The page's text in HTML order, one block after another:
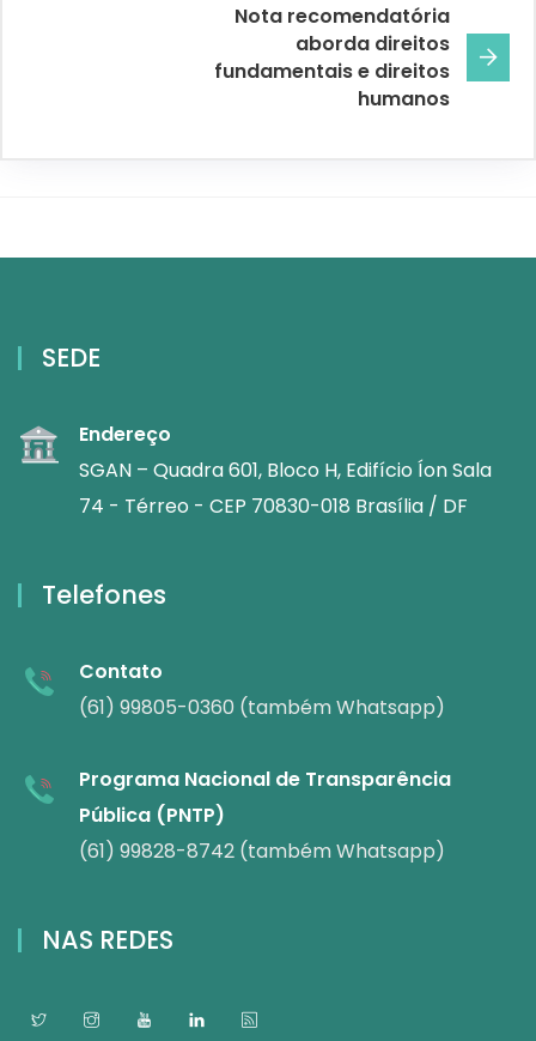
Nota recomendatória
aborda direitos
fundamentais e direitos
humanos
SEDE
Endereço
SGAN – Quadra 601, Bloco H, Edifício Íon Sala
74 - Térreo - CEP 70830-018 Brasília / DF
Telefones
Contato
(61) 99805-0360 (também Whatsapp)
Programa Nacional de Transparência
Pública (PNTP)
(61) 99828-8742 (também Whatsapp)
NAS REDES